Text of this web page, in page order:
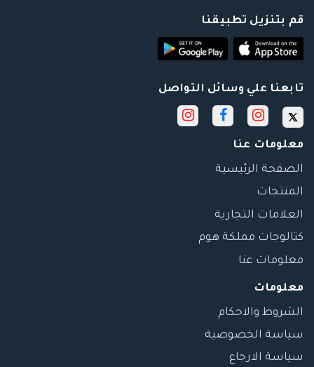
قم بتنزيل تطبيقنا
تابعنا علي وسائل التواصل
معلومات عنا
الصفحة الرئيسية
المنتجات
العلامات التجارية
كتالوجات مملكة هوم
معلومات عنا
معلومات
الشروط والاحكام
سياسة الخصوصية
سياسة الارجاع